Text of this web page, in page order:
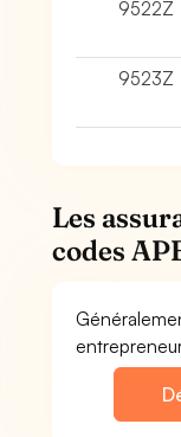
9522Z
9523Z
Les
codes